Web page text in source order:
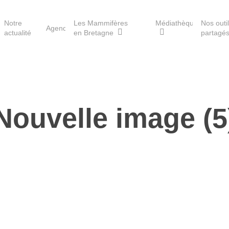
Les Havres de paix pour la
loutre
Notre
actualité
Agenda
Les Mammifères
en Bretagne
Médiathèque
Nos
partagés
image